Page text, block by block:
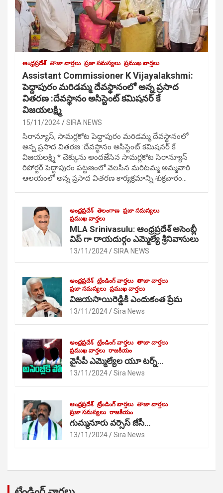
ఆంధ్రప్రదేశ్ తాజా వార్తలు ప్రజా సమస్యలు ప్రముఖ వార్తలు
Assistant Commissioner K Vijayalakshmi:
పెద్దాపురం మరిడమ్మ దేవస్థానంలో అన్న ప్రసాద
వితరణ :దేవస్థానం అసిస్టెంట్ కమిషనర్ కే
విజయలక్ష్మి
15/11/2024 SIRA NEWS
సిరాన్యూస్, సామర్లకోట పెద్దాపురం మరిడమ్మ దేవస్థానంలో
అన్న ప్రసాద వితరణ :దేవస్థానం అసిస్టెంట్ కమిషనర్ కే
విజయలక్ష్మి * చెక్కును అందజేసిన సామర్లకోట సిరాన్యూస్
రిపోర్టర్ పెద్దాపురం పట్టణంలో వెలసిన మరిటమ్మ అమ్మవారి
ఆలయంలో అన్న ప్రసాద వితరణ కార్యక్రమాన్ని శుక్రవారం…
ఆంధ్రప్రదేశ్ తెలంగాణ ప్రజా సమస్యలు
ప్రముఖ వార్తలు
MLA Srinivasulu: ఆంధ్రప్రదేశ్ అసెంబ్లీ
విప్ గా రాయదుర్గం ఎమ్మెల్యే శ్రీనివాసులు
13/11/2024 SIRA NEWS
ఆంధ్రప్రదేశ్ ట్రేండింగ్ వార్తలు తాజా వార్తలు
ప్రజా సమస్యలు ప్రముఖ వార్తలు
విజయసాయిరెడ్డికి ఎందుకంత ప్రేమ
13/11/2024 Sira News
ఆంధ్రప్రదేశ్ ట్రేండింగ్ వార్తలు తాజా వార్తలు
ప్రముఖ వార్తలు రాజకీయం
వైసీపీ ఎమ్మెల్యేల యూ టర్న్…
13/11/2024 Sira News
ఆంధ్రప్రదేశ్ ట్రేండింగ్ వార్తలు తాజా వార్తలు
ప్రజా సమస్యలు రాజకీయం
గుమ్మనూరు వర్సెస్ జేసీ…
13/11/2024 Sira News